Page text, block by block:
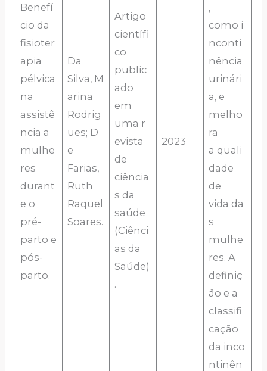
Benefí
cio da
fisioter
apia
pélvica
na
assistê
ncia a
mulhe
res
durant
e o
pré-
parto e
pós-
parto.
Da
Silva, M
arina
Rodrig
ues; D
e
Farias,
Ruth
Raquel
Soares.
Artigo
científi
co
public
ado
em
uma r
evista
de
ciência
s da
saúde
(Ciênci
as da
Saúde)
.
2023
,
como i
nconti
nência
urinári
a, e
melho
ra
a quali
dade
de
vida da
s
mulhe
res. A
definiç
ão e a
classifi
cação
da inco
ntinên